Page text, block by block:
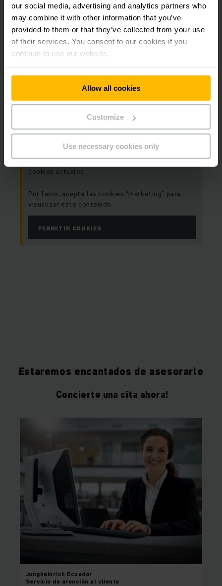
our social media, advertising and analytics partners who
may combine it with other information that you’ve
provided to them or that they’ve collected from your use
of their services. You consent to our cookies if you
continue to use our website.
Allow all cookies
Customize
Use necessary cookies only
MANTENIMIENTO AUTONOMO EQUIPO
CONTRABALANCEADO
Es necesario su consentimiento
para acceder al contenido.
Por desgracia, este contenido no está
disponible debido a sus preferencias de
cookies actuales.
Por favor, acepte las cookies “marketing” para
visualizar este contenido.
PERMITIR COOKIES
Estaremos encantados de asesorarle
Concierte una cita ahora!
Jungheinrich Ecuador
Servicio de atención al cliente